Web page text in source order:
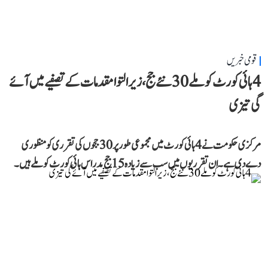
قومی خبریں
4 ہائی کورٹ کو ملے 30 نئے جج، زیر التوا مقدمات کے تصفیے میں آئے
گی تیزی
مرکزی حکومت نے 4 ہائی کورٹ میں مجموعی طور پر 30 ججوں کی تقرری کو منظوری
دے دی ہے۔ ان تقرریوں میں سب سے زیادہ 15 جج مدراس ہائی کورٹ کو ملے ہیں۔